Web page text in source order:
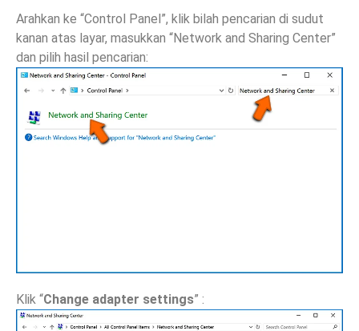
Arahkan ke “Control Panel”, klik bilah pencarian di sudut
kanan atas layar, masukkan “Network and Sharing Center”
dan pilih hasil pencarian:
Klik “Change adapter settings” :